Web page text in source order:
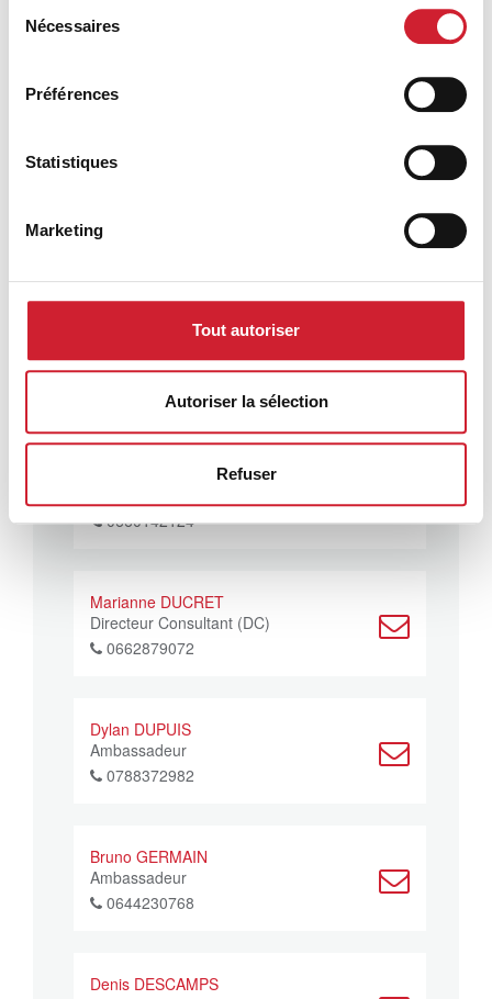
Nécessaires
Préférences
Statistiques
Marketing
Tout autoriser
Autoriser la sélection
Refuser
Jean-Yves Boujnah
Directeur Consultant (DC)
Directeur Consultant (DC)
06 62 63 43 88
Stanislas HORAIST
0660142124
Marianne DUCRET
Directeur Consultant (DC)
0662879072
Dylan DUPUIS
Ambassadeur
0788372982
Bruno GERMAIN
Ambassadeur
0644230768
Denis DESCAMPS